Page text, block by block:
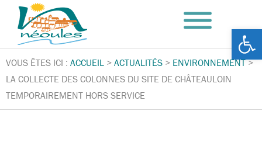
VOUS ÊTES ICI : ACCUEIL > ACTUALITÉS > ENVIRONNEMENT>
LA COLLECTE DES COLONNES DU SITE DE CHÂTEAULOIN
TEMPORAIREMENT HORS SERVICE